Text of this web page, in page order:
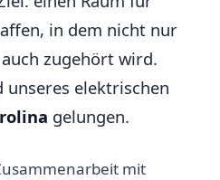
in dem nicht nur
zugehört wird.
unseres elektrischen
gelungen.
mit